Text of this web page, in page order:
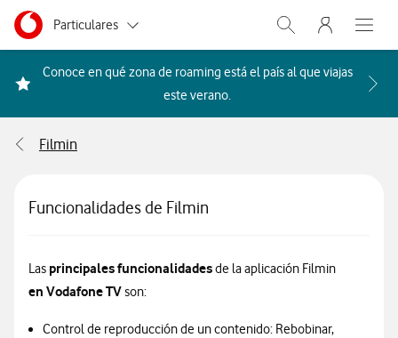
Ir a la pagina principal de vodafone.es
Menu navegación Segmento
Particulares
Autónomos
Grandes empresas
Abrir buscador.
Menu
Abre
Conoce en qué zona de roaming está el país al que viajas
este verano. Acceder a la FAQ Qué
Filmin
Funcionalidades de Filmin
Las principales funcionalidadesde la aplicación Filmin
en Vodafone TVson:
Control de reproducción de un contenido: Rebobinar,